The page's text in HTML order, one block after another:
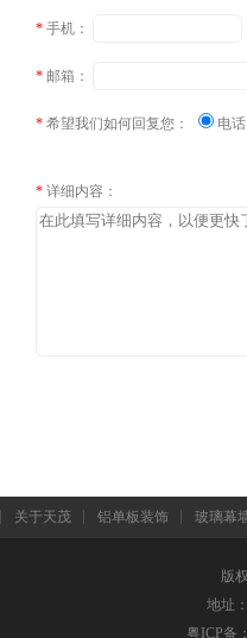
* 手机：
* 邮箱：
* 希望我们如何回复您： 电
* 详细内容：
关于天茂 铝单板装饰 玻璃幕
版
地址
粤ICP备